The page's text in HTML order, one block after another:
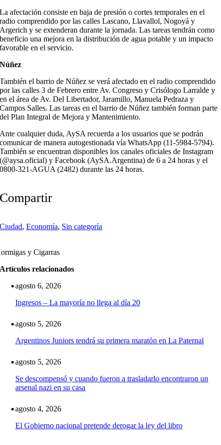
La afectación consiste en baja de presión o cortes temporales en el
radio comprendido por las calles Lascano, Llavallol, Nogoyá y
Argerich y se extenderan durante la jornada. Las tareas tendrán como
beneficio una mejora en la distribución de agua potable y un impacto
favorable en el servicio.
Núñez
También el barrio de Núñez se verá afectado en el radio comprendido
por las calles 3 de Febrero entre Av. Congreso y Crisólogo Larralde y
en el área de Av. Del Libertador, Jaramillo, Manuela Pedraza y
Campos Salles. Las tareas en el barrio de Núñez también forman parte
del Plan Integral de Mejora y Mantenimiento.
Ante cualquier duda, AySA recuerda a los usuarios que se podrán
comunicar de manera autogestionada vía WhatsApp (11-5984-5794).
También se encuentran disponibles los canales oficiales de Instagram
(@aysa.oficial) y Facebook (AySA.Argentina) de 6 a 24 horas y el
0800-321-AGUA (2482) durante las 24 horas.
Compartir
Ciudad,Economía, Sin categoría
y Cigarras
Artículos relacionados
agosto 6, 2026
Ingresos – La mayoría no llega al día 20
agosto 5, 2026
Argentinos Juniors tendrá su primera maratón en La Paternal
agosto 5, 2026
Se descompensó y cuando fueron a trasladarlo encontraron un
arsenal nazi en su casa
agosto 4, 2026
El Gobierno nacional pretende derogar la ley del libro